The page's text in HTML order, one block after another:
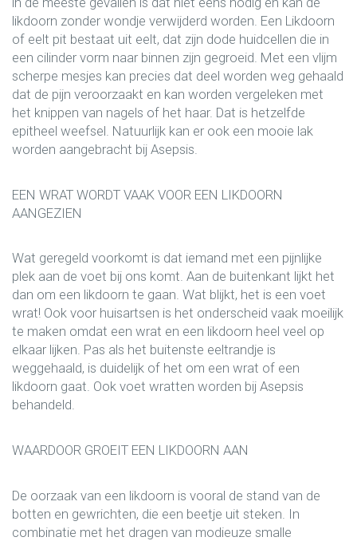
likdoorn zonder wondje verwijderd worden. Een Likdoorn
of eelt pit bestaat uit eelt, dat zijn dode huidcellen die in
een cilinder vorm naar binnen zijn gegroeid. Met een vlijm
scherpe mesjes kan precies dat deel worden weg gehaald
dat de pijn veroorzaakt en kan worden vergeleken met
het knippen van nagels of het haar. Dat is hetzelfde
epitheel weefsel. Natuurlijk kan er ook een mooie lak
worden aangebracht bij Asepsis.
EEN WRAT WORDT VAAK VOOR EEN LIKDOORN
AANGEZIEN
Wat geregeld voorkomt is dat iemand met een pijnlijke
plek aan de voet bij ons komt. Aan de buitenkant lijkt het
dan om een likdoorn te gaan. Wat blijkt, het is een voet
wrat! Ook voor huisartsen is het onderscheid vaak moeilijk
te maken omdat een wrat en een likdoorn heel veel op
elkaar lijken. Pas als het buitenste eeltrandje is
weggehaald, is duidelijk of het om een wrat of een
likdoorn gaat. Ook voet wratten worden bij Asepsis
behandeld.
WAARDOOR GROEIT EEN LIKDOORN AAN
De oorzaak van een likdoorn is vooral de stand van de
botten en gewrichten, die een beetje uit steken. In
combinatie met het dragen van modieuze smalle